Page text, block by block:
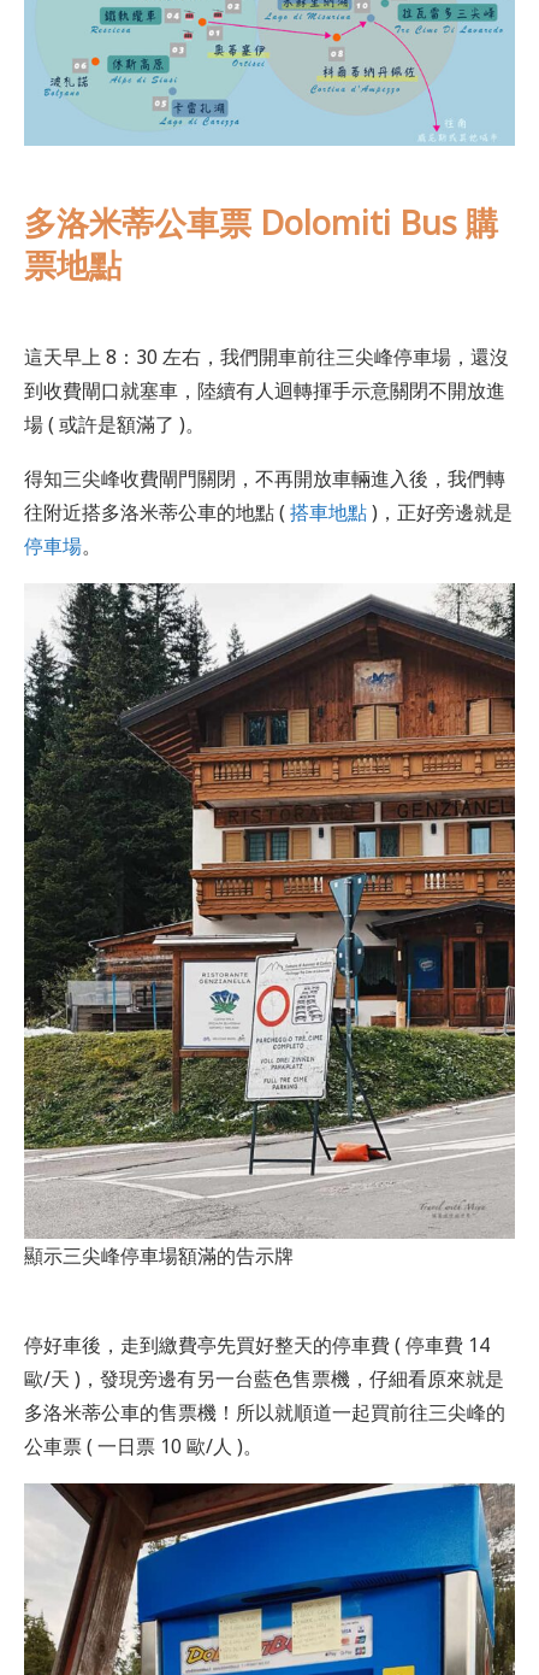
多洛米蒂公車票 Dolomiti Bus 購
票地點
這天早上 8：30 左右，我們開車前往三尖峰停車場，還沒
到收費閘口就塞車，陸續有人迴轉揮手示意關閉不開放進
場 ( 或許是額滿了 )。
得知三尖峰收費閘門關閉，不再開放車輛進入後，我們轉
往附近搭多洛米蒂公車的地點 (搭車地點)，正好旁邊就是
停車場。
顯示三尖峰停車場額滿的告示牌
停好車後，走到繳費亭先買好整天的停車費 ( 停車費 14
歐/天 )，發現旁邊有另一台藍色售票機，仔細看原來就是
多洛米蒂公車的售票機！所以就順道一起買前往三尖峰的
公車票 ( 一日票 10 歐/人 )。